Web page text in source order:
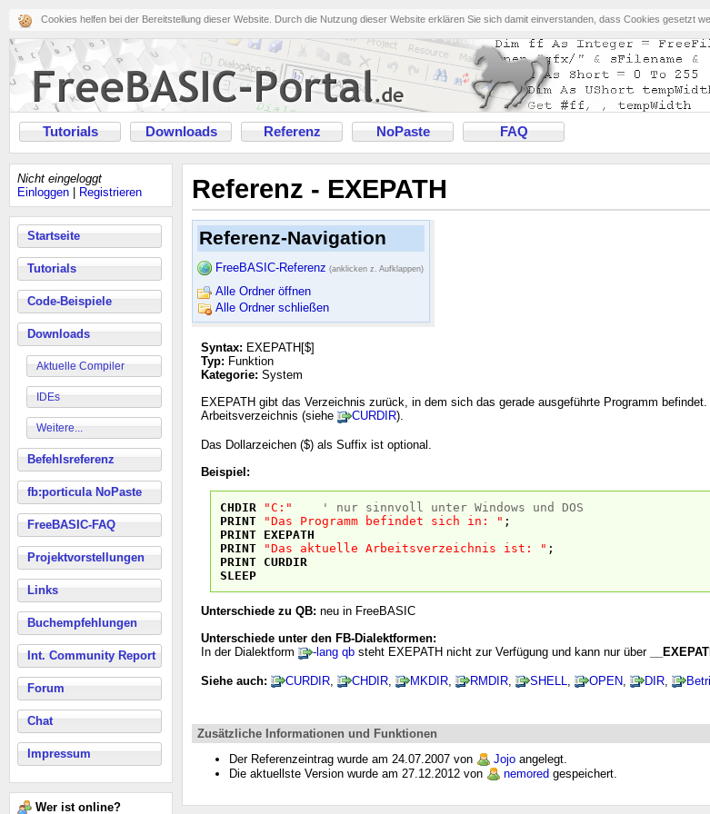
Cookies helfen bei der Bereitstellung dieser Website. Durch die Nutzung dieser Website erklären Sie sich damit einverstanden, dass Cookies gesetzt
Tutorials Downloads Referenz NoPaste FAQ
Nicht eingeloggt
Einloggen
Registrieren
Startseite
Tutorials
Code-Beispiele
Downloads
Aktuelle Compiler
IDEs
Weitere...
Befehlsreferenz
fb:porticula NoPaste
FreeBASIC-FAQ
Projektvorstellungen
Links
Buchempfehlungen
Int. Community Report
Forum
Chat
Impressum
Wer ist online?
Referenz - EXEPATH
Referenz-Navigation
FreeBASIC-Referenz (anklicken z. Aufklappen)
Alle Ordner öffnen
Alle Ordner schließen
Syntax: EXEPATH[$]
Typ: Funktion
Kategorie: System
EXEPATH gibt das Verzeichnis zurück, in dem sich das gerade ausgeführte Programm
Arbeitsverzeichnis (siehe
CURDIR).
Das Dollarzeichen ($) als Suffix ist optional.
Beispiel:
CHDIR "C:"
' nur sinnvoll unter Windows und DOS
PRINT
"Das Programm befindet sich in: " ;
PRINT EXEPATH
PRINT
"Das aktuelle Arbeitsverzeichnis ist: " ;
PRINT CURDIR
SLEEP
Unterschiede zu QB: neu in FreeBASIC
Unterschiede unter den FB-Dialektformen:
In der Dialektform
-lang qb steht EXEPATH nicht zur Verfügung und kann nur über
Siehe auch: CURDIR CHDIR MKDIR RMDIR SHELL OPEN DIR
Zusätzliche Informationen und Funktionen
Der Referenzeintrag wurde am 24.07.2007 von
Jojo angelegt.
Die aktuellste Version wurde am 27.12.2012 von
nemored gespeichert.